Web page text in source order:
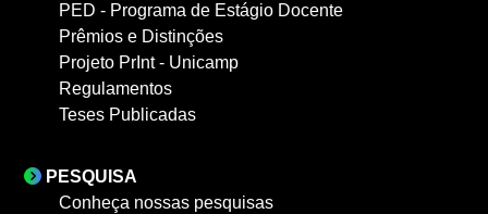
PED - Programa de Estágio Docente
Prêmios e Distinções
Projeto PrInt - Unicamp
Regulamentos
Teses Publicadas
PESQUISA
Conheça nossas pesquisas